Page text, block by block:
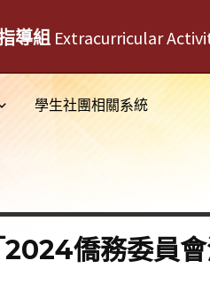
導組 Extracurricular
學生社團相關系統
僑務委員